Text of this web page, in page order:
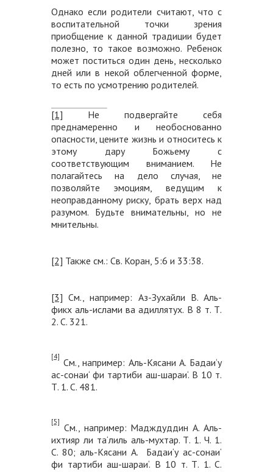
Однако если родители считают, что с
воспитательной точки зрения
приобщение к данной традиции будет
полезно, то такое возможно. Ребенок
может поститься один день, несколько
дней или в некой облегченной форме,
то есть по усмотрению родителей.
[1] Не подвергайте себя
преднамеренно и необоснованно
опасности, цените жизнь и относитесь к
этому дару Божьему с
соответствующим вниманием. Не
полагайтесь на дело случая, не
позволяйте эмоциям, ведущим к
неоправданному риску, брать верх над
разумом. Будьте внимательны, но не
мнительны.
[2] Также см.: Св. Коран, 5:6 и 33:38.
[3] См., например: Аз-Зухайли В. Аль-
фикх аль-ислами ва адиллятух. В 8 т. Т.
2. С. 321.
[4] См., например: Аль-Кясани А. Бадаи‘у
ас-сонаи‘ фи тартиби аш-шараи‘. В 10 т.
Т. 1. С. 481.
[5] См., например: Мадждуддин А. Аль-
ихтияр ли та‘лиль аль-мухтар. Т. 1. Ч. 1.
С. 80; аль-Кясани А. Бадаи‘у ас-сонаи‘
фи тартиби аш-шараи‘. В 10 т. Т. 1. С.